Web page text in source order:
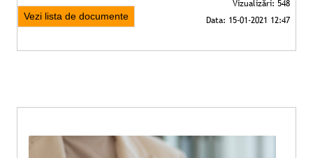
Vezi lista de documente